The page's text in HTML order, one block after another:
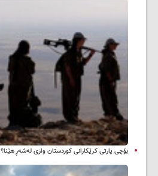
بۆچی پارتی کرێکارانی کوردستان وازی لەشەڕ هێنا؟